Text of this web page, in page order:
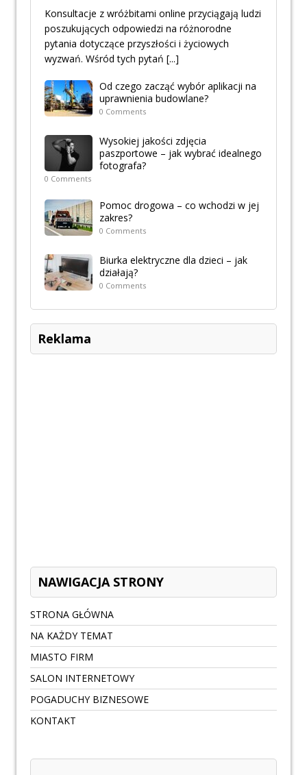
Konsultacje z wróżbitami online przyciągają ludzi
poszukujących odpowiedzi na różnorodne
pytania dotyczące przyszłości i życiowych
wyzwań. Wśród tych pytań [...]
Od czego zacząć wybór aplikacji na
uprawnienia budowlane?
0 Comments
Wysokiej jakości zdjęcia
paszportowe – jak wybrać idealnego
fotografa?
0 Comments
Pomoc drogowa – co wchodzi w jej
zakres?
0 Comments
Biurka elektryczne dla dzieci – jak
działają?
0 Comments
Reklama
NAWIGACJA STRONY
STRONA GŁÓWNA
NA KAŻDY TEMAT
MIASTO FIRM
SALON INTERNETOWY
POGADUCHY BIZNESOWE
KONTAKT